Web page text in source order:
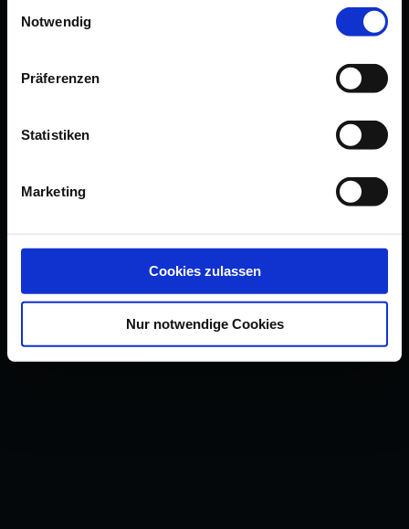
Notwendig
Präferenzen
Statistiken
Marketing
Cookies zulassen
Nur notwendige Cookies